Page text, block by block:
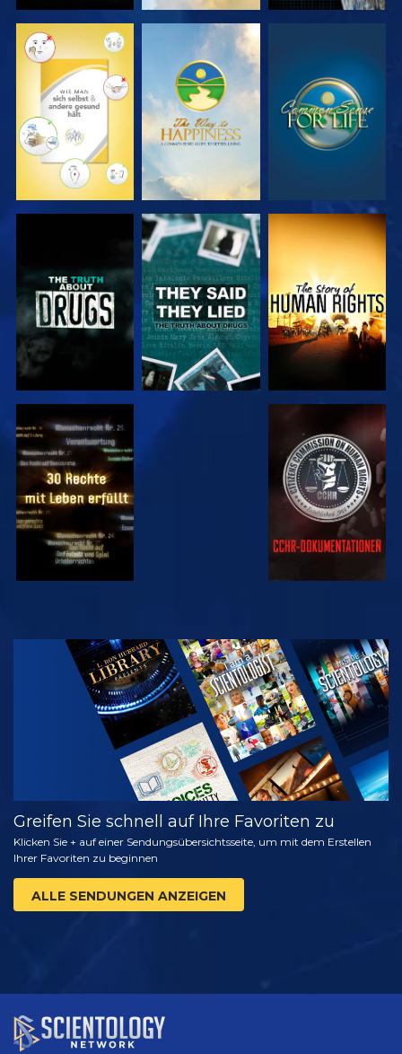
ANSEHEN ANSEHEN ANSEHEN
ANSEHEN ANSEHEN
ANSEHEN ANSEHEN
ANSEHEN
SERIE
ENTDECKEN
Greifen Sie schnell auf Ihre Favoriten zu
Klicken Sie + auf einer Sendungsübersichtsseite, um mit dem Erstellen
Ihrer Favoriten zu beginnen
ALLE SENDUNGEN ANZEIGEN